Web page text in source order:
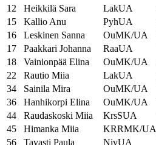
12
Heikkilä Sara LakUA
15
Kallio Anu PyhUA
16
Leskinen Sanna OuMK/UA
17
Paakkari Johanna RaaUA
18
Vainionpää Elina OuMK/UA
22
Rautio Miia LakUA
34
Sainila Mira OuMK/UA
36
Hanhikorpi Elina OuMK/UA
44
Raudaskoski Miia KrsSUA
45
Himanka Miia KRRMK/UA
56
Tavasti Paula NivUA